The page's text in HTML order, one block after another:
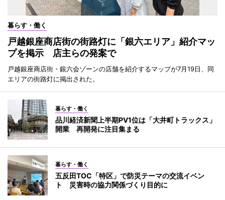
暮らす・働く
戸越銀座商店街の街路灯に「銀六エリア」紹介マッ
プを掲示 店主らの発案で
戸越銀座商店街・銀六会ゾーンの店舗を紹介するマップが7月19日、同
エリアの街路灯に掲出された。
暮らす・働く
品川経済新聞上半期PV1位は「大井町トラックス」
開業 再開発に注目集まる
暮らす・働く
五反田TOC「特区」で防災テーマの交流イベン
ト 災害時の協力関係づくり目的に